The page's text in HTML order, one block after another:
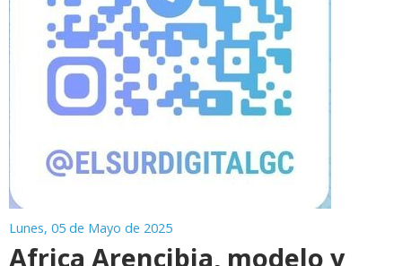
Lunes, 05 de Mayo de 2025
Africa Arencibia, modelo y